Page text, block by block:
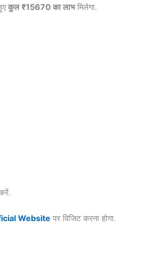
कुल ₹15670 का लाभमिलेगा.
Website पर विजिट करना होगा.